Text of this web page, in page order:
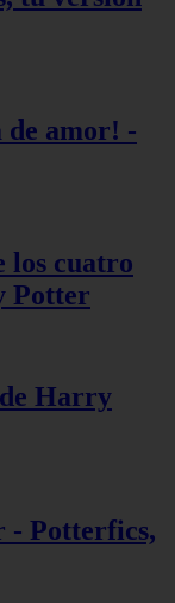
amor! -
los cuatro
Potter
Harry
- Potterfics,